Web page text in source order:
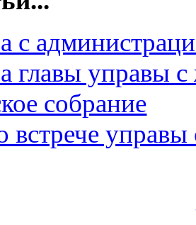
с
главы управы
собрание
встрече